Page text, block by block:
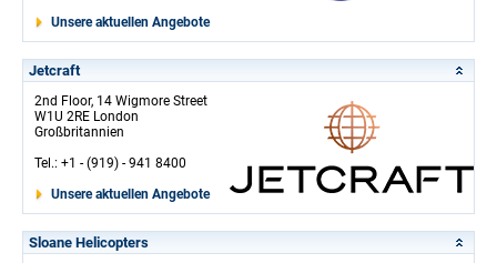
Unsere aktuellen Angebote
Jetcraft
2nd Floor, 14 Wigmore Street
W1U 2RE London
Großbritannien
Tel.: +1 - (919) - 941 8400
Unsere aktuellen Angebote
Sloane Helicopters